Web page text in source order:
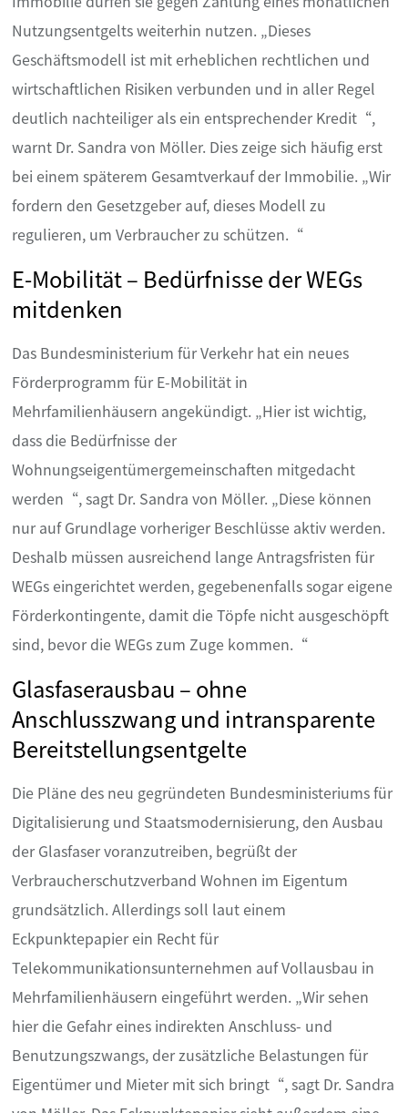
Nutzungsentgelts weiterhin nutzen. „Dieses
Geschäftsmodell ist mit erheblichen rechtlichen und
wirtschaftlichen Risiken verbunden und in aller Regel
deutlich nachteiliger als ein entsprechender Kredit“,
warnt Dr. Sandra von Möller. Dies zeige sich häufig erst
bei einem späterem Gesamtverkauf der Immobilie. „Wir
fordern den Gesetzgeber auf, dieses Modell zu
regulieren, um Verbraucher zu schützen.“
E-Mobilität – Bedürfnisse der WEGs
mitdenken
Das Bundesministerium für Verkehr hat ein neues
Förderprogramm für E-Mobilität in
Mehrfamilienhäusern angekündigt. „Hier ist wichtig,
dass die Bedürfnisse der
Wohnungseigentümergemeinschaften mitgedacht
werden“, sagt Dr. Sandra von Möller. „Diese können
nur auf Grundlage vorheriger Beschlüsse aktiv werden.
Deshalb müssen ausreichend lange Antragsfristen für
WEGs eingerichtet werden, gegebenenfalls sogar eigene
Förderkontingente, damit die Töpfe nicht ausgeschöpft
sind, bevor die WEGs zum Zuge kommen.“
Glasfaserausbau – ohne
Anschlusszwang und intransparente
Bereitstellungsentgelte
Die Pläne des neu gegründeten Bundesministeriums für
Digitalisierung und Staatsmodernisierung, den Ausbau
der Glasfaser voranzutreiben, begrüßt der
Verbraucherschutzverband Wohnen im Eigentum
grundsätzlich. Allerdings soll laut einem
Eckpunktepapier ein Recht für
Telekommunikationsunternehmen auf Vollausbau in
Mehrfamilienhäusern eingeführt werden. „Wir sehen
hier die Gefahr eines indirekten Anschluss- und
Benutzungszwangs, der zusätzliche Belastungen für
Eigentümer und Mieter mit sich bringt“, sagt Dr. Sandra